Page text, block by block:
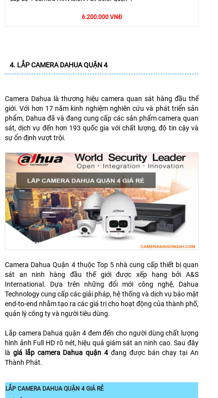
6.200.000 VNĐ
4. LẮP CAMERA DAHUA QUẬN 4
Camera Dahua là thương hiệu camera quan sát hàng đầu thế
giới. Với hơn 17 năm kinh nghiệm nghiên cứu và phát triển sản
phẩm, Dahua đã và đang cung cấp các sản phẩm camera quan
sát, dịch vụ đến hơn 193 quốc gia với chất lượng, độ tin cậy và
sự ổn định vượt trội.
Camera Dahua Quận 4 thuộc Top 5 nhà cung cấp thiết bị quan
sát an ninh hàng đầu thế giới được xếp hạng bởi A&S
International. Dựa trên những đổi mới công nghệ, Dahua
Technology cung cấp các giải pháp, hệ thống và dịch vụ bảo mật
end-to-end nhằm tạo ra các giá trị cho hoạt động của thành phố,
quản lý công ty và người tiêu dùng.
Lắp camera Dahua quận 4 đem đến cho người dùng chất lượng
hình ảnh Full HD rõ nét, hiệu quả giám sát an ninh cao. Sau đây
là giá lắp camera Dahua quận 4 đang được bán chạy tại An
Thành Phát.
LẮP CAMERA DAHUA QUẬN 4 GIÁ RẺ